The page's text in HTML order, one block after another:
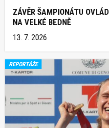
ZÁVĚR ŠAMPIONÁTU
NA VELKÉ BEDNĚ
13. 7. 2026
REPORTÁŽE